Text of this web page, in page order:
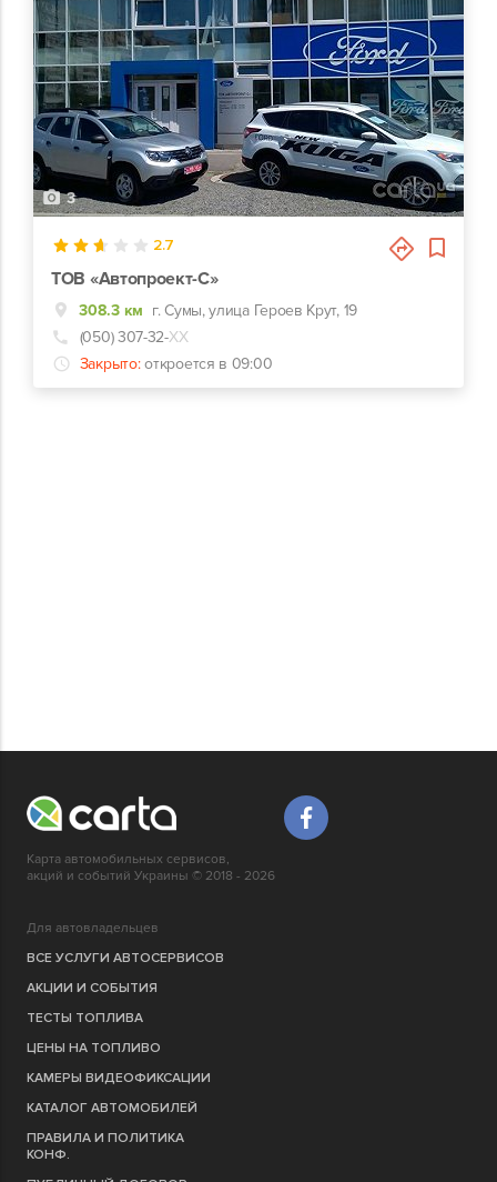
3
2.7
ТОВ «Автопроект-С»
308.3 км г. Сумы, улица Героев Крут, 19
(050) 307-32-ХХ
Закрыто: откроется в 09:00
Карта автомобильных сервисов,
акций и событий Украины © 2018 - 2026
Для автовладельцев
ВСЕ УСЛУГИ АВТОСЕРВИСОВ
АКЦИИ И СОБЫТИЯ
ТЕСТЫ ТОПЛИВА
ЦЕНЫ НА ТОПЛИВО
КАМЕРЫ ВИДЕОФИКСАЦИИ
КАТАЛОГ АВТОМОБИЛЕЙ
ПРАВИЛА И ПОЛИТИКА
КОНФ.